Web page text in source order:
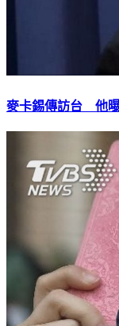
麥卡錫傳訪台 他